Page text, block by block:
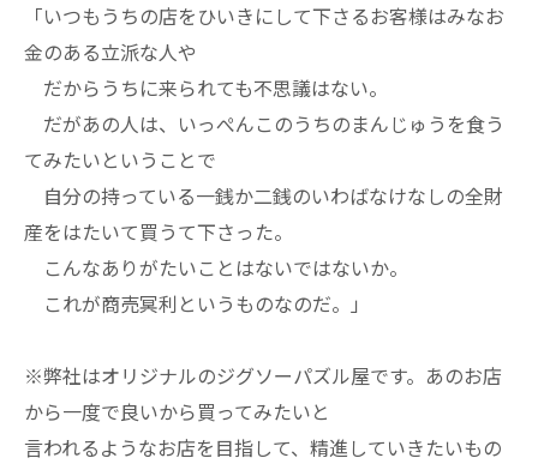
「いつもうちの店をひいきにして下さるお客様はみなお
金のある立派な人や
だからうちに来られても不思議はない。
だがあの人は、いっぺんこのうちのまんじゅうを食う
てみたいということで
自分の持っている一銭か二銭のいわばなけなしの全財
産をはたいて買うて下さった。
こんなありがたいことはないではないか。
これが商売冥利というものなのだ。」
※弊社はオリジナルのジグソーパズル屋です。あのお店
から一度で良いから買ってみたいと
言われるようなお店を目指して、精進していきたいもの